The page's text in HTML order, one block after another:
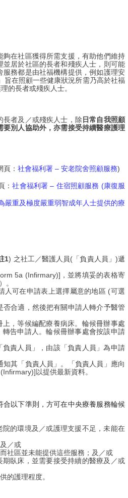
在社區獲得所需支援，有助他們維持
居於社區的長者和殘疾人士，則可能
務都是由社福機構提供，例如護理安
」旨在照顧一些健康狀況所需乃高於社福
的長者或殘疾人士。
長者及／或殘疾人士，除 日常自我照顧
要別人協助外，亦需接受持續醫療護理
： 社會福利署 – 安老院舍照顧服務)
：社會福利署 – 住宿照顧服務 (康復服
嚴重及極度嚴重弱智成年人士提供的療
1) 之社工／醫護人員(「負責人員」)遞
5a (Infirmary)]，並將填妥的表格寄
。
人可在申請表上選擇屬意的地區 (可選
合適，然後把有關申請人轉介予醫管
，等候編配療養病床。輪候冊辦事處
告申請人。輪候冊辦事處會按該申請
責人員」，由該「負責人員」為申請
其「負責人員」。「負責人員」應向
以提供最新資料。
以下準則，方可在中央療養服務輪候
的環境及／或護理支援不足，未能在
／或
社區並未能提供這些服務；及／或
臥床，並需要接受持續的醫療及／或
的護理程度。